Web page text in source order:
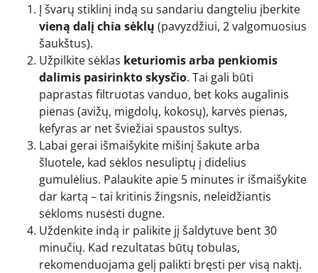
Į švarų stiklinį indą su sandariu dangteliu įberkite
vieną dalį chia sėklų (pavyzdžiui, 2 valgomuosius
šaukštus).
Užpilkite sėklas keturiomis arba penkiomis
dalimis pasirinkto skysčio. Tai gali būti
paprastas filtruotas vanduo, bet koks augalinis
pienas (avižų, migdolų, kokosų), karvės pienas,
kefyras ar net šviežiai spaustos sultys.
Labai gerai išmaišykite mišinį šakute arba
šluotele, kad sėklos nesuliptų į didelius
gumulėlius. Palaukite apie 5 minutes ir išmaišykite
dar kartą – tai kritinis žingsnis, neleidžiantis
sėkloms nusėsti dugne.
Uždenkite indą ir palikite jį šaldytuve bent 30
minučių. Kad rezultatas būtų tobulas,
rekomenduojama gelį palikti bręsti per visą naktį.